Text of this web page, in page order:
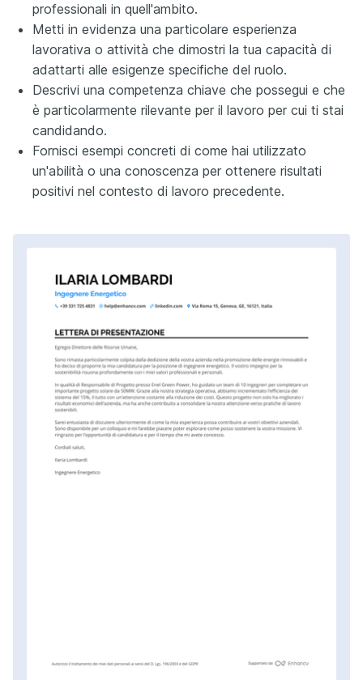
professionali in quell'ambito.
Metti in evidenza una particolare esperienza
lavorativa o attività che dimostri la tua capacità di
adattarti alle esigenze specifiche del ruolo.
Descrivi una competenza chiave che possegui e che
è particolarmente rilevante per il lavoro per cui ti stai
candidando.
Fornisci esempi concreti di come hai utilizzato
un'abilità o una conoscenza per ottenere risultati
positivi nel contesto di lavoro precedente.